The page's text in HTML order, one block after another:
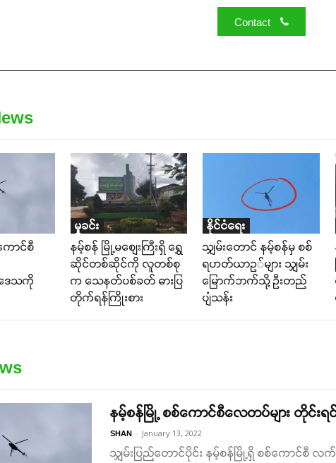
Contact
ောင်စီ
ဒေသကို
မှုခင်း
နမ့်စန် မြို့မစျေးကြီးရှိ ရွှေ
ဆိုင်တစ်ဆိုင်ကို လူတစ်စု
က သေနတ်ပစ်ခတ် ဓားပြ
တိုက်ရန်ကြိုးစား
နိုင်ငံရေး
သျှမ်းတောင် နမ့်စန်မှ စစ်
ရဟတ်ယာဥ်များ သျှမ်း
မြောက်ဘက်သို့ ဦးတည်
ပျံသန်း
နမ့်စန်မြို့ စစ်ကောင်စီလေတပ်များ တိုင်း
SHAN - January 13, 2022
သျှမ်းပြည်တောင်ပိုင်း နမ့်စန်မြို့ရှိ စစ်ကောင်စီ